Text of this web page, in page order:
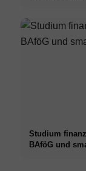
Studium
BAföG und